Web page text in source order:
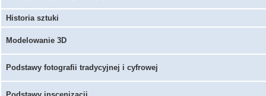
Historia sztuki
Modelowanie 3D
Podstawy fotografii tradycyjnej i cyfrowej